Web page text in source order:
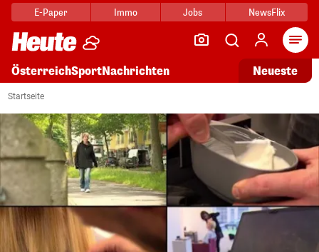
E-Paper Immo Jobs NewsFlix
ÖsterreichSportNachrichten Neueste
Startseite